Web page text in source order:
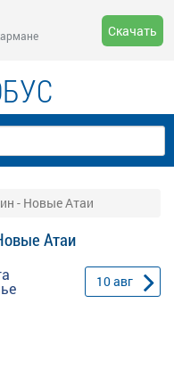
Скачать
- Новые Атаи
Атаи
10авг